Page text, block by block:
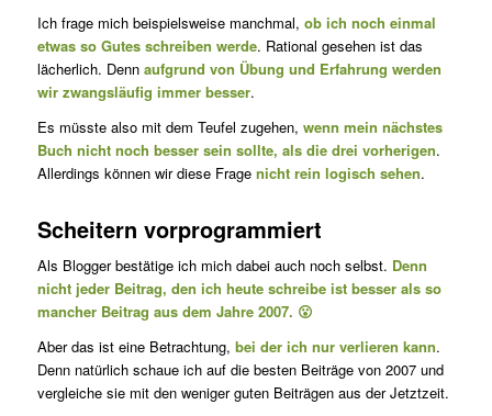
Ich frage mich beispielsweise manchmal, ob ich noch einmal
etwas so Gutes schreiben werde. Rational gesehen ist das
lächerlich. Denn aufgrund von Übung und Erfahrung werden
wir zwangsläufig immer besser.
Es müsste also mit dem Teufel zugehen, wenn mein nächstes
Buch nicht noch besser sein sollte, als die drei vorherigen.
Allerdings können wir diese Frage nicht rein logisch sehen.
Scheitern vorprogrammiert
Als Blogger bestätige ich mich dabei auch noch selbst. Denn
nicht jeder Beitrag, den ich heute schreibe ist besser als so
mancher Beitrag aus dem Jahre 2007. 😮
Aber das ist eine Betrachtung, bei der ich nur verlieren kann.
Denn natürlich schaue ich auf die besten Beiträge von 2007 und
vergleiche sie mit den weniger guten Beiträgen aus der Jetztzeit.